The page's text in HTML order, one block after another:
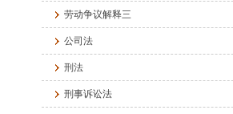
劳动争议解释三
公司法
刑法
刑事诉讼法